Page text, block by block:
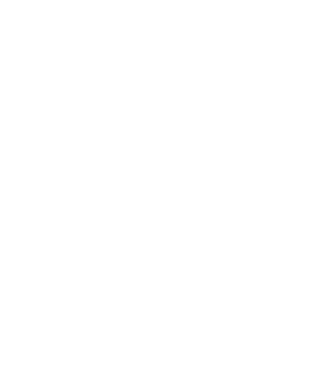
Si un coup ou un choc
granules toutes les 30 minutes
renforcer les
contient des principes actifs